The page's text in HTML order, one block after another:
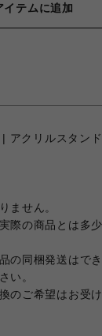
イテムに追加
アクリルスタン
ません。
際の商品とは多
の同梱発送はで
い。
のご希望はお受